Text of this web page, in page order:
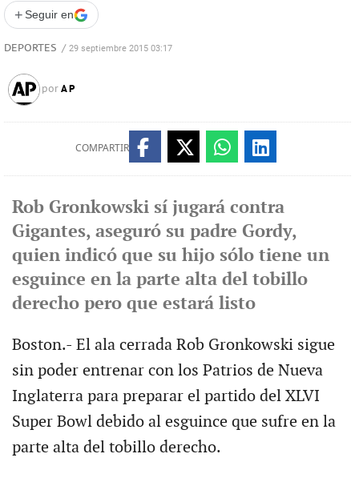
+ Seguir en
DEPORTES / 29 septiembre 2015 03:17
por AP
COMPARTIR
Rob Gronkowski sí jugará contra
Gigantes, aseguró su padre Gordy,
quien indicó que su hijo sólo tiene un
esguince en la parte alta del tobillo
derecho pero que estará listo
Boston.- El ala cerrada Rob Gronkowski sigue
sin poder entrenar con los Patrios de Nueva
Inglaterra para preparar el partido del XLVI
Super Bowl debido al esguince que sufre en la
parte alta del tobillo derecho.